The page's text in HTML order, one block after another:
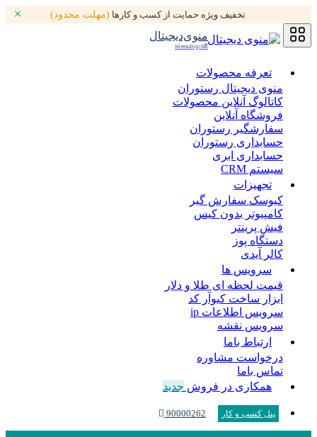
تخفیف ویژه حمایت از کسب و کارها (مهلت محدود)
منوی‌دیجیتال
MenuDigital
تعرفه محصولات
منوی دیجیتال رستوران
کاتالوگ آنلاین محصولات
فروشگاه آنلاین
سفارشگیر رستوران
حسابداری رستوران
حسابداری ابری
سیستم CRM
تجهیزات
کیوسک سفارش گیر
کامپیوتر بدون کیس
فیش پرینتر
دستگاه پوز
کالر آیدی
سرویس ها
قیمت لحظه ای طلا و دلار
ابزار ساخت کیوآر کد
سرویس اطلاعات ip
سرویس نقشه
ارتباط باما
درخواست مشاوره
تماس باما
همکاری در فروش جدید
پنل کسب و کار 90000262